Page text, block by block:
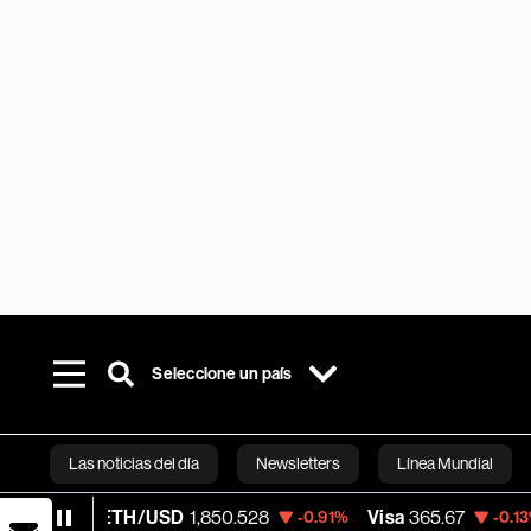
Seleccione un país
Las noticias del día Newsletters Línea Mundial
Bloomberg
ETH/USD 1,850.528 -0.91% Visa 365.67 -0.13%